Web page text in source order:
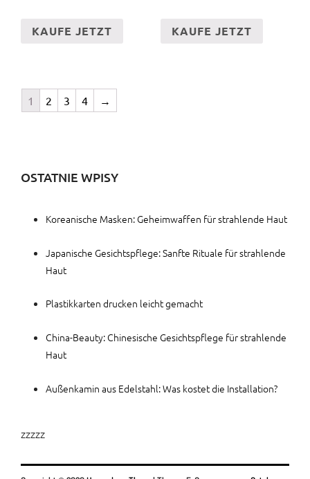
KAUFE JETZT KAUFE JETZT
1 2 3 4 →
OSTATNIE WPISY
Koreanische Masken: Geheimwaffen für strahlende Haut
Japanische Gesichtspflege: Sanfte Rituale für strahlende
Haut
Plastikkarten drucken leicht gemacht
China-Beauty: Chinesische Gesichtspflege für strahlende
Haut
Außenkamin aus Edelstahl: Was kostet die Installation?
zzzzz